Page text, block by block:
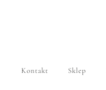
Kontakt Sklep